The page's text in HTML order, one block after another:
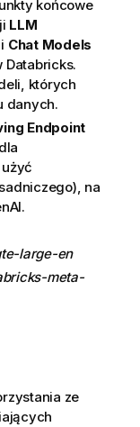
końcowe
LLM
Chat Models
Databricks.
których
danych.
Endpoint
na
large-en
meta-
ze